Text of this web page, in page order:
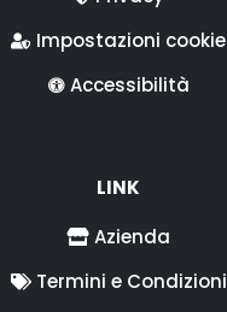
Impostazioni cookie
Accessibilità
LINK
Azienda
Termini e Condizioni